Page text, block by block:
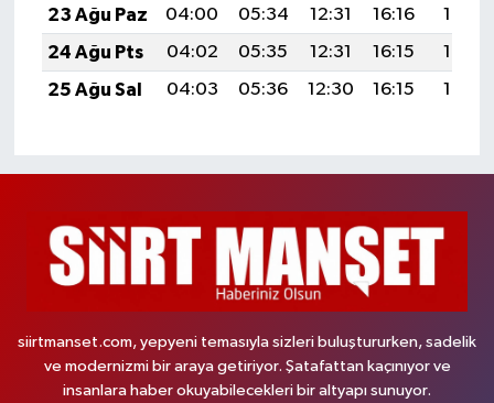
23 Ağu Paz
04:00 05:34 12:31 16:16
19:18
24 Ağu Pts
04:02 05:35 12:31 16:15
19:17
25 Ağu Sal
04:03 05:36 12:30 16:15 19:15
siirtmanset.com, yepyeni temasıyla sizleri buluştururken, sadelik
ve modernizmi bir araya getiriyor. Şatafattan kaçınıyor ve
insanlara haber okuyabilecekleri bir altyapı sunuyor.